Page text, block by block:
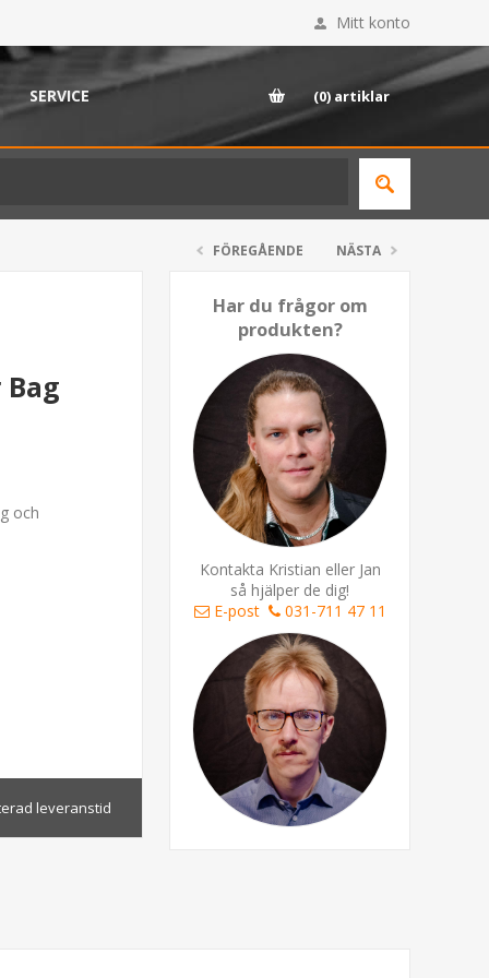
Mitt konto
SERVICE (0) artiklar
FÖREGÅENDE NÄSTA
Har du frågor om
produkten?
Kontakta Kristian eller Jan
så hjälper de dig!
E-post
031-711 47 11
Bag
och
leveranstid